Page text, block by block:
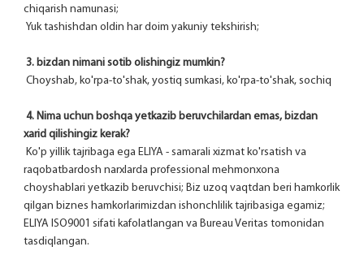
chiqarish namunasi;
Yuk tashishdan oldin har doim yakuniy tekshirish;
3. bizdan nimani sotib olishingiz mumkin?
Choyshab, ko'rpa-to'shak, yostiq sumkasi, ko'rpa-to'shak, sochiq
4. Nima uchun boshqa yetkazib beruvchilardan emas, bizdan
xarid qilishingiz kerak?
raqobatbardosh narxlarda professional mehmonxona
choyshablari yetkazib beruvchisi; Biz uzoq vaqtdan beri hamkorlik
qilgan biznes hamkorlarimizdan ishonchlilik tajribasiga egamiz;
ELIYA ISO9001 sifati kafolatlangan va Bureau Veritas tomonidan
tasdiqlangan.